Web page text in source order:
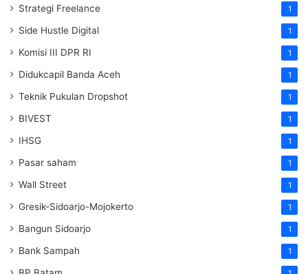
Strategi Freelance 1
Side Hustle Digital 1
Komisi III DPR RI 1
Didukcapil Banda Aceh 1
Teknik Pukulan Dropshot 1
BIVEST 1
IHSG 1
Pasar saham 1
Wall Street 1
Gresik-Sidoarjo-Mojokerto 1
Bangun Sidoarjo 1
Bank Sampah 1